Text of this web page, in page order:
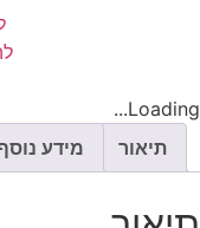
Loading...
תיאור
מידע